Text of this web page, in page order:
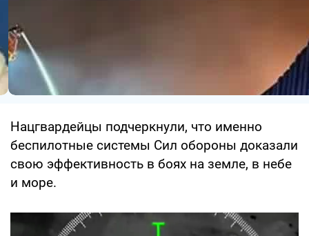
Нацгвардейцы подчеркнули, что именно
беспилотные системы Сил обороны доказали
свою эффективность в боях на земле, в небе
и море.